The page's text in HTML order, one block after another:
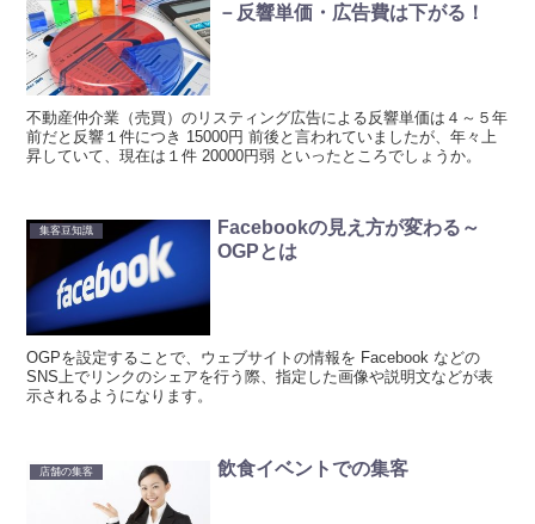
－反響単価・広告費は下がる！
不動産仲介業（売買）のリスティング広告による反響単価は４～５年
前だと反響１件につき 15000円 前後と言われていましたが、年々上
昇していて、現在は１件 20000円弱 といったところでしょうか。
集客豆知識
Facebookの見え方が変わる～
OGPとは
OGPを設定することで、ウェブサイトの情報を Facebook などの
SNS上でリンクのシェアを行う際、指定した画像や説明文などが表
示されるようになります。
店舗の集客 飲食イベントでの集客